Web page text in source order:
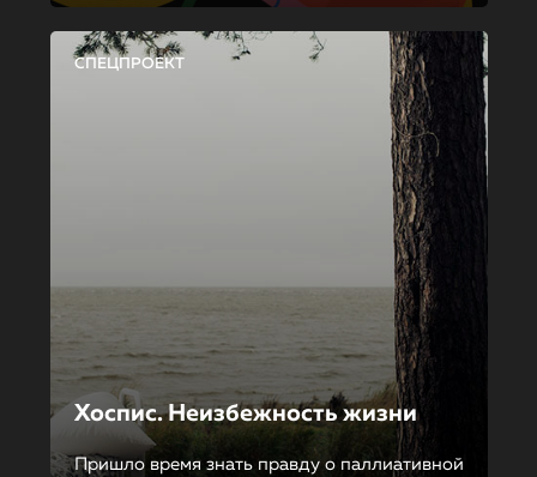
СПЕЦПРОЕКТ
Хоспис. Неизбежность жизни
Пришло время знать правду о паллиативной